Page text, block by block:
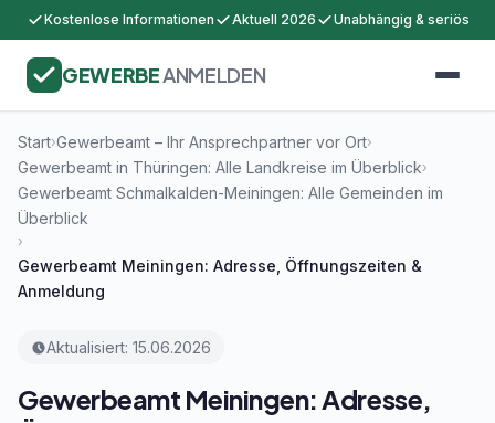
Kostenlose Informationen Aktuell 2026 Unabhängig & seriös
GEWERBEANMELDEN
Start›Gewerbeamt – Ihr Ansprechpartner vor Ort›
Gewerbeamt in Thüringen: Alle Landkreise im Überblick›
Gewerbeamt Schmalkalden-Meiningen: Alle Gemeinden im
Überblick
›
Gewerbeamt Meiningen: Adresse, Öffnungszeiten &
Anmeldung
Aktualisiert: 15.06.2026
Gewerbeamt Meiningen: Adresse,